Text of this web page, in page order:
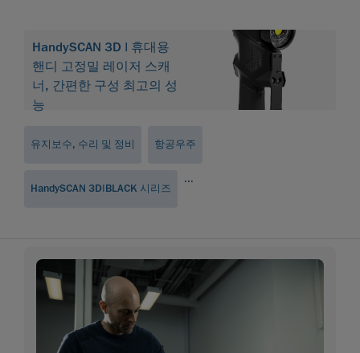
HandySCAN 3D | 휴대용
핸디 고정밀 레이저 스캐
너, 간편한 구성 최고의 성
능
유지보수, 수리 및 정비 항공우주
HandySCAN 3D|BLACK 시리즈
...